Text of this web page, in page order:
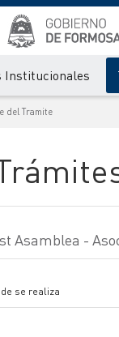
Institucionales
del Tramite
Asamblea -
se realiza